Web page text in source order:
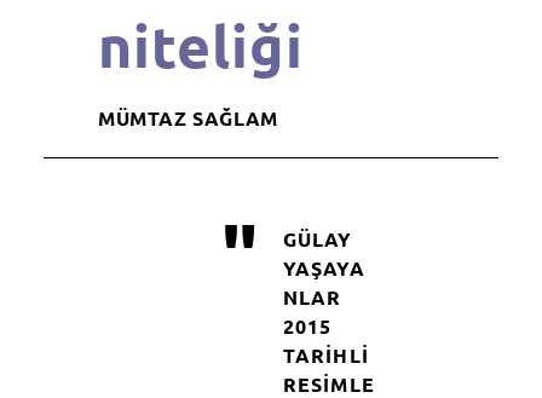
niteliği
MÜMTAZ SAĞLAM
"
GÜLAY
YAŞAYA
NLAR
2015
TARIHLI
RESIMLE